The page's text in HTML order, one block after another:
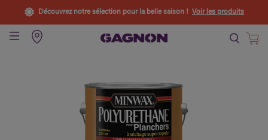
Découvrez notre sélection pour la belle saison ! Voir les produits